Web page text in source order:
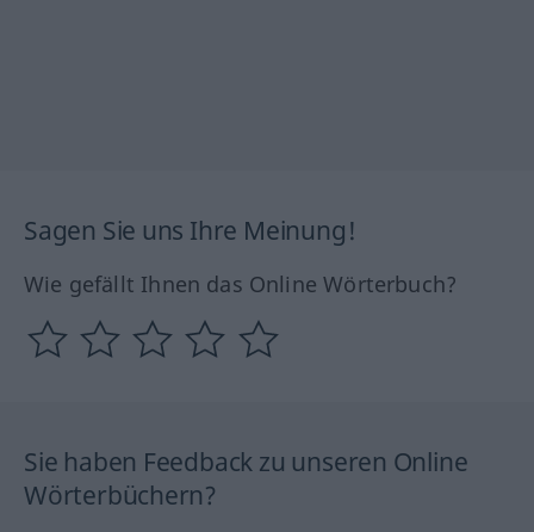
Sagen Sie uns Ihre Meinung!
Wie gefällt Ihnen das Online Wörterbuch?
Sie haben Feedback zu unseren Online
Wörterbüchern?